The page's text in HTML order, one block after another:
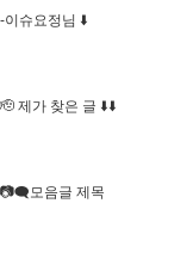
-이슈요정님 ⬇️
🫡 제가 찾은 글 ⬇️⬇️
📷🗨모음글 제목